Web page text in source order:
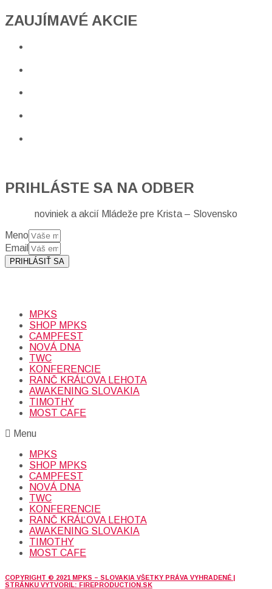
ZAUJÍMAVÉ AKCIE​
PRIHLÁSTE SA NA ODBER
noviniek a akcií Mládeže pre Krista – Slovensko
Meno
Email
PRIHLÁSIŤ SA
MPKS
SHOP MPKS
CAMPFEST
NOVÁ DNA
TWC
KONFERENCIE
RANČ KRÁĽOVA LEHOTA
AWAKENING SLOVAKIA
TIMOTHY
MOST CAFE
Menu
MPKS
SHOP MPKS
CAMPFEST
NOVÁ DNA
TWC
KONFERENCIE
RANČ KRÁĽOVA LEHOTA
AWAKENING SLOVAKIA
TIMOTHY
MOST CAFE
COPYRIGHT © 2021 MPKS – SLOVAKIA VŠETKY PRÁVA VYHRADENÉ |
STRÁNKU VYTVORIL: FIREPRODUCTION.SK